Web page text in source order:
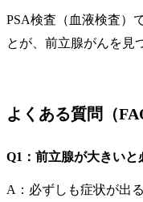
PSA検査（血液検査）
とが、前立腺がんを見
よくある質問（
Q1：前立腺が大きいと
A：必ずしも症状が出